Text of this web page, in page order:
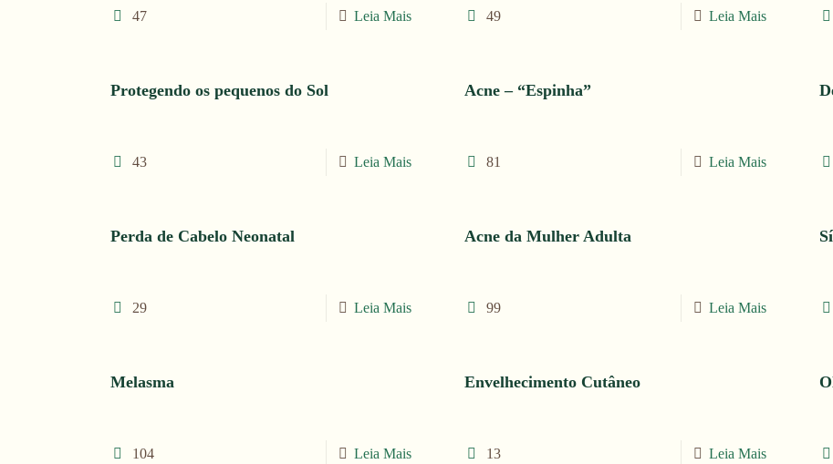
47 Leia Mais 49 Leia Mais
Protegendo os pequenos do Sol
43 Leia Mais
Acne – “Espinha”
81 Leia Mais
Perda de Cabelo Neonatal
29 Leia Mais
Acne da Mulher Adulta
99 Leia Mais
Melasma
104 Leia Mais
Envelhecimento Cutâneo
13 Leia Mais